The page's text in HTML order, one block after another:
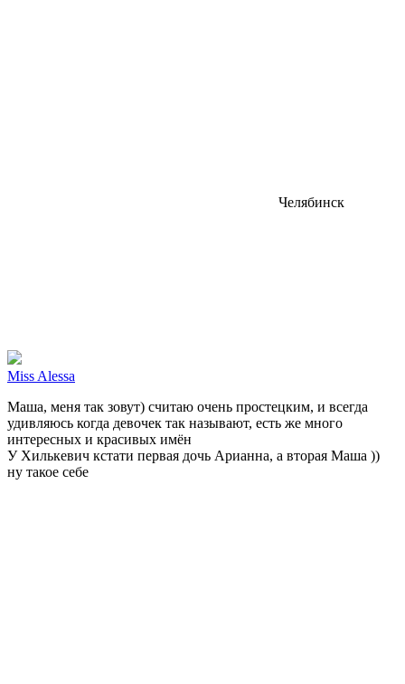
Челябинск
Miss Alessa
Маша, меня так зовут) считаю очень простецким, и всегда
удивляюсь когда девочек так называют, есть же много
интересных и красивых имён
У Хилькевич кстати первая дочь Арианна, а вторая Маша ))
ну такое себе